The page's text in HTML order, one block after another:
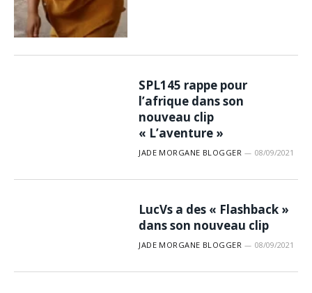
SPL145 rappe pour
l’afrique dans son
nouveau clip
« L’aventure »
JADE MORGANE BLOGGER 08/09/2021
LucVs a des « Flashback »
dans son nouveau clip
JADE MORGANE BLOGGER 08/09/2021